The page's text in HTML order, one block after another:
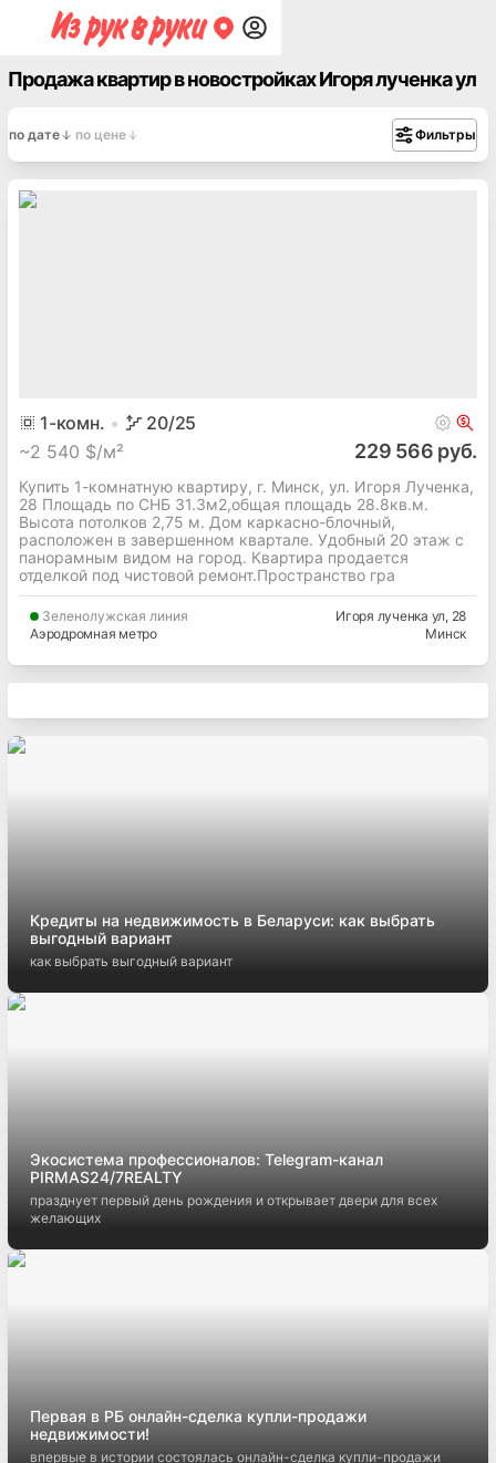
Продажа квартир в новостройках Игоря лученка ул
по дате по цене Фильтры
1-комн. 20/25
~2 540 $/м² 229 566 руб.
Купить 1-комнатную квартиру, г. Минск, ул. Игоря Лученка,
28 Площадь по СНБ 31.3м2,общая площадь 28.8кв.м.
Высота потолков 2,75 м. Дом каркасно-блочный,
расположен в завершенном квартале. Удобный 20 этаж с
панорамным видом на город. Квартира продается
отделкой под чистовой ремонт.Пространство гра
Зеленолужская линия
Аэродромная метро
Игоря лученка ул, 28
Минск
Кредиты на недвижимость в Беларуси: как выбрать
выгодный вариант
как выбрать выгодный вариант
Экосистема профессионалов: Telegram-канал
PIRMAS24/7REALTY
празднует первый день рождения и открывает двери для всех
желающих
Первая в РБ онлайн-сделка купли-продажи
недвижимости!
впервые в истории состоялась онлайн-сделка купли-продажи